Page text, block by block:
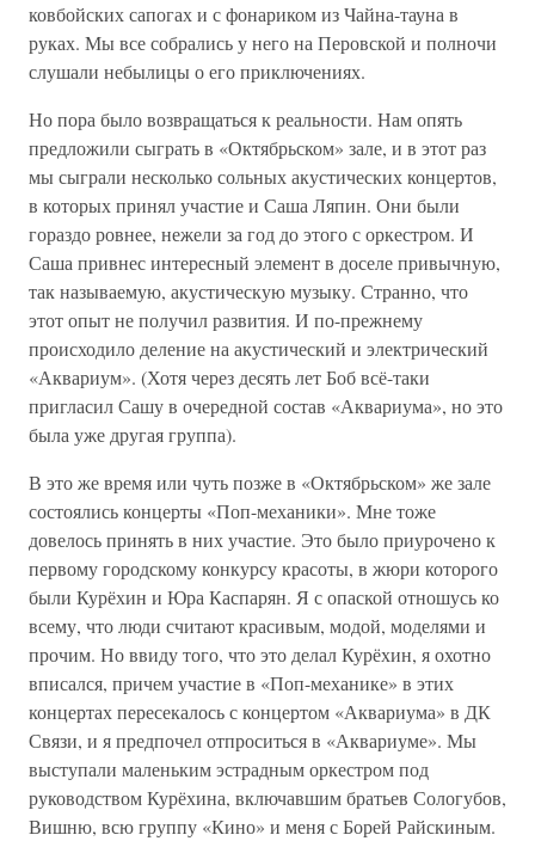
ковбойских сапогах и с фонариком из Чайна-тауна в
руках. Мы все собрались у него на Перовской и полночи
слушали небылицы о его приключениях.
Но пора было возвращаться к реальности. Нам опять
предложили сыграть в «Октябрьском» зале, и в этот раз
мы сыграли несколько сольных акустических концертов,
в которых принял участие и Саша Ляпин. Они были
гораздо ровнее, нежели за год до этого с оркестром. И
Саша привнес интересный элемент в доселе привычную,
так называемую, акустическую музыку. Странно, что
этот опыт не получил развития. И по-прежнему
происходило деление на акустический и электрический
«Аквариум». (Хотя через десять лет Боб всё-таки
пригласил Сашу в очередной состав «Аквариума», но это
была уже другая группа).
В это же время или чуть позже в «Октябрьском» же зале
состоялись концерты «Поп-механики». Мне тоже
довелось принять в них участие. Это было приурочено к
первому городскому конкурсу красоты, в жюри которого
были Курёхин и Юра Каспарян. Я с опаской отношусь ко
всему, что люди считают красивым, модой, моделями и
прочим. Но ввиду того, что это делал Курёхин, я охотно
вписался, причем участие в «Поп-механике» в этих
концертах пересекалось с концертом «Аквариума» в ДК
Связи, и я предпочел отпроситься в «Аквариуме». Мы
выступали маленьким эстрадным оркестром под
руководством Курёхина, включавшим братьев Сологубов,
Вишню, всю группу «Кино» и меня с Борей Райскиным.